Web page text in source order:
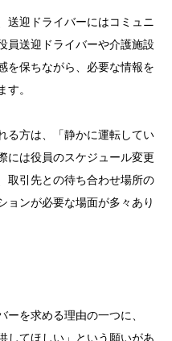
送迎ドライバーにはコミュニ
員送迎ドライバーや介護施設
を保ちながら、必要な情報を
す。
る方は、「静かに運転してい
には役員のスケジュール変更
取引先との待ち合わせ場所の
ョンが必要な場面が多々あり
を求める理由の一つに、
してほしい」という願いがあ